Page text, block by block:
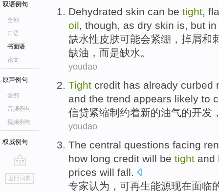
双语例句
全部
口语
书面语
论文
原声例句
全部
音频例句
视频例句
权威例句
go
top
返回词典
Dehydrated skin can be tight,
oil, though, as dry skin is, but in
缺水性皮肤可能会紧绷 ， 掉屑和
缺油 ， 而是缺水。
youdao
Tight credit has already curbed
and the trend appears likely to
信贷紧缩制约着新的油气的开发
youdao
The central questions facing
how long credit will be tight and
prices will fall
专家认为 ，可再生能源现在面临